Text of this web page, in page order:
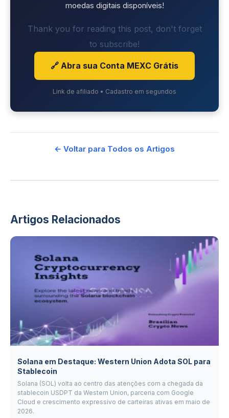
moedas digitais disponíveis!
Thank you for reading this post, don't forget
to subscribe!
🔗 Abra sua Conta MEXC Grátis
Link de afiliado • Cadastro em segundos
← Voltar para Todos os Artigos
Artigos Relacionados
Solana em Destaque: Western Union Adota SOL para
Stablecoin
Solana (SOL) volta ao centro das atenções com a chegada da
stablecoin USDPT da Western Union, parceria com Google
Cloud e crescimento expressivo de carteiras ativas em maio de
2026.